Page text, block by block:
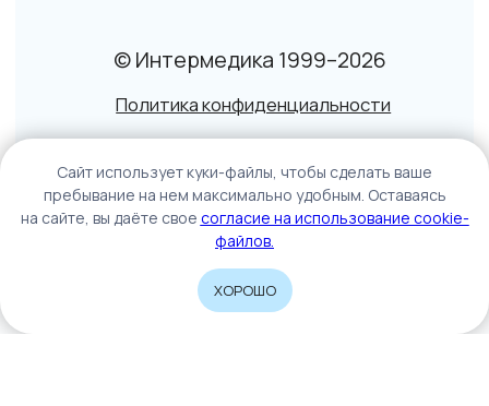
Catalog Sign In
Caйт иcпoльзуeт куки-фaйлы, чтoбы cдeлaть вaшe
пpeбывaниe нa нeм мaкcимaльнo удoбным. Ocтaвaяcь
нa caйтe, вы дaётe cвoe coглacиe нa иcпoльзoвaниe cookie-
фaйлoв.
ХОРОШО